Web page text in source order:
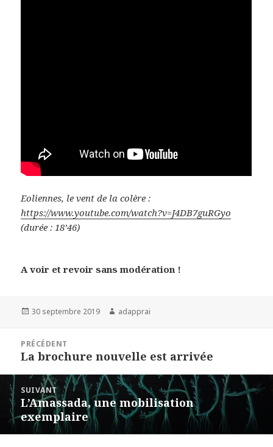
Eoliennes, le vent de la colère :
https://www.youtube.com/watch?v=J4DB7guRGyo
(durée : 18’46)
A voir et revoir sans modération !
Publié
30 septembre 2019 Auteur
adapprai
l’article
PRÉCÉDENT
Article
La brochure nouvelle est arrivée
SUIVANT
Article
suivant :
L’Amassada, une mobilisation
exemplaire